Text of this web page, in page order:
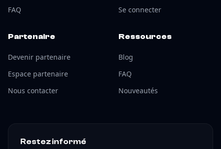
FAQ
Se connecter
Partenaire
Devenir partenaire
Espace partenaire
Nous contacter
Ressources
Blog
FAQ
Nouveautés
Restez informé